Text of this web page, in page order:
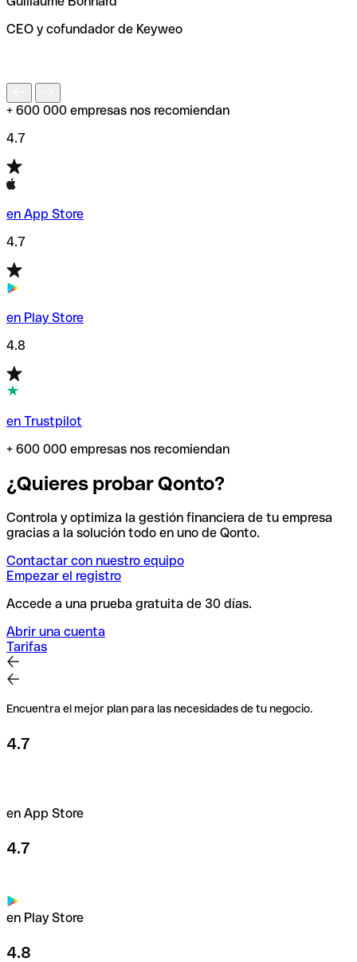
de enviar tu transferencia.
CEO y cofundador de Keyweo
+ 600 000 empresas nos recomiendan
4.7
en App Store
4.7
en Play Store
4.8
en Trustpilot
+ 600 000 empresas nos recomiendan
¿Quieres probar Qonto?
Controla y optimiza la gestión financiera de tu empresa
gracias a la solución todo en uno de Qonto.
Contactar con nuestro equipo
Empezar el registro
Accede a una prueba gratuita de 30 días.
Abrir una cuenta
Tarifas
Encuentra el mejor plan para las necesidades de tu negocio.
4.7
en App Store
4.7
en Play Store
4.8